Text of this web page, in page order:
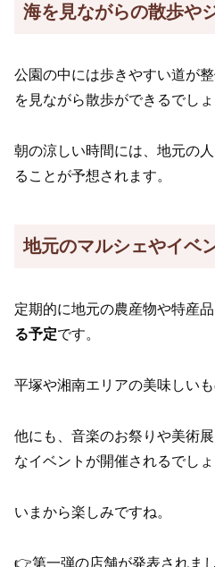
海を見ながらの散歩や
公園の中には歩きやすい道が
を見ながら散歩ができるでしょ
朝の涼しい時間には、地元の
ることが予想されます。
地元のマルシェやイベ
定期的に地元の農産物や特産
る予定です。
平塚や湘南エリアの美味しい
他にも、音楽のお祭りや美術
なイベントが開催されるでしょ
いまから楽しみですね。
👉第一弾の店舗が発表されまし